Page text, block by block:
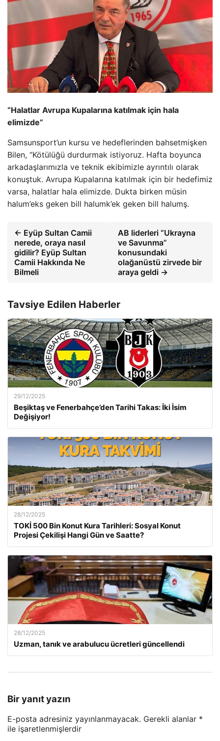
“Halatlar Avrupa Kupalarına katılmak için hala
elimizde”
Samsunsport’un kursu ve hedeflerinden bahsetmişken
Bilen, “Kötülüğü durdurmak istiyoruz. Hafta boyunca
arkadaşlarımızla ve teknik ekibimizle ayrıntılı olarak
konuştuk. Avrupa Kupalarına katılmak için bir hedefimiz
varsa, halatlar hala elimizde. Dukta birken müsin
halum’eks geken bill halumk’ek geken bill halumş.
← Eyüp Sultan Camii
nerede, oraya nasıl
gidilir? Eyüp Sultan
Camii Hakkında Ne
Bilmeli
AB liderleri “Ukrayna
ve Savunma”
konusundaki
olağanüstü zirvede bir
araya geldi →
Tavsiye Edilen Haberler
29/12/2025
Beşiktaş ve Fenerbahçe’den Tarihi Takas: İki İsim
Değişiyor!
28/12/2025
TOKİ 500 Bin Konut Kura Tarihleri: Sosyal Konut
Projesi Çekilişi Hangi Gün ve Saatte?
28/12/2025
Uzman, tanık ve arabulucu ücretleri güncellendi
Bir yanıt yazın
E-posta adresiniz yayınlanmayacak. Gerekli alanlar *
ile işaretlenmişlerdir